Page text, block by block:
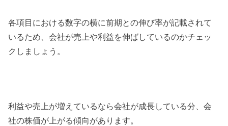
各項目における数字の横に前期との伸び率が記載されて
いるため、会社が売上や利益を伸ばしているのかチェッ
クしましょう。
利益や売上が増えているなら会社が成長している分、会
社の株価が上がる傾向があります。